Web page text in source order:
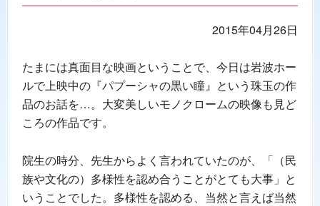
2015年04月26日
たまには真面目な映画ということで、今日は岩波ホー
ルで上映中の『パプーシャの黒い瞳』という珠玉の作
品のお話を…。大変美しいモノクロームの映像も見ど
ころの作品です。
院生の時分、先生からよく言われていたのが、「（民
族や文化の）多様性を認め合うことがとても大事」と
いうことでした。多様性を認める、当然と言えば当然